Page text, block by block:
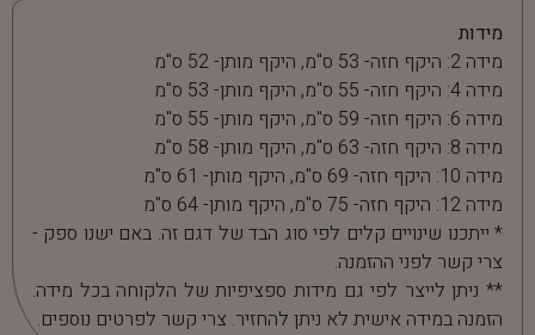
מידות
מידה 2: היקף חזה- 53 ס"מ, היקף מותן- 52 ס"מ
מידה 4: היקף חזה- 55 ס"מ, היקף מותן- 53 ס"מ
מידה 6: היקף חזה- 59 ס"מ, היקף מותן- 55 ס"מ
מידה 8: היקף חזה- 63 ס"מ, היקף מותן- 58 ס"מ
מידה 10: היקף חזה- 69 ס"מ, היקף מותן- 61 ס"מ
מידה 12: היקף חזה- 75 ס"מ, היקף מותן- 64 ס"מ
* ייתכנו שינויים קלים לפי סוג הבד של דגם זה. באם ישנו ספק -
צרי קשר לפני ההזמנה.
** ניתן לייצר לפי גם מידות ספציפיות של הלקוחה בכל מידה.
הזמנה במידה אישית לא ניתן להחזיר. צרי קשר לפרטים נוספים.